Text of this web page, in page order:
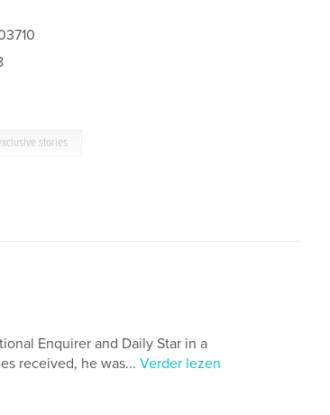
stories
Enquirer and Daily Star in a
received, he was... Verder lezen